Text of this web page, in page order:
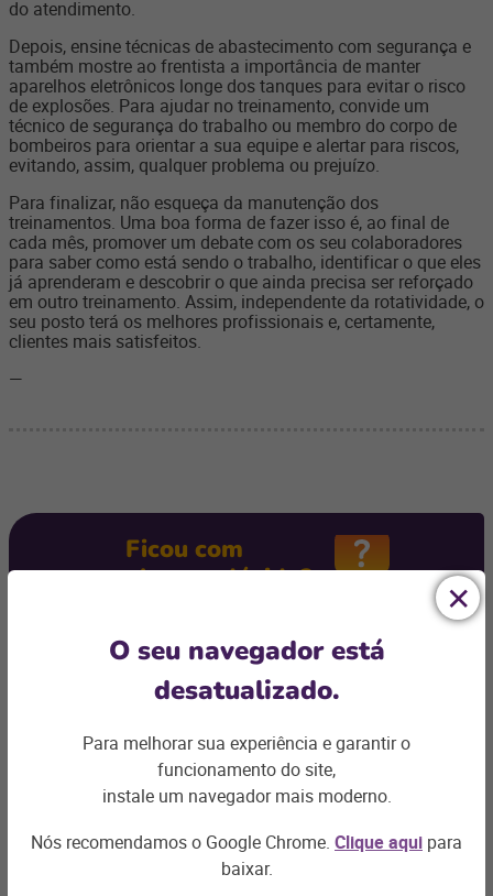
do atendimento.
Depois, ensine técnicas de abastecimento com segurança e
também mostre ao frentista a importância de manter
aparelhos eletrônicos longe dos tanques para evitar o risco
de explosões. Para ajudar no treinamento, convide um
técnico de segurança do trabalho ou membro do corpo de
bombeiros para orientar a sua equipe e alertar para riscos,
evitando, assim, qualquer problema ou prejuízo.
Para finalizar, não esqueça da manutenção dos
treinamentos. Uma boa forma de fazer isso é, ao final de
cada mês, promover um debate com os seu colaboradores
para saber como está sendo o trabalho, identificar o que eles
já aprenderam e descobrir o que ainda precisa ser reforçado
em outro treinamento. Assim, independente da rotatividade, o
seu posto terá os melhores profissionais e, certamente,
clientes mais satisfeitos.
—
Ficou com
alguma dúvida?
Podemos te ajudar com os desafios do seu negócio e
encontrar asolução ideal
Artigos relacionados
O seu navegador está
desatualizado.
Para melhorar sua experiência e garantir o
funcionamento do site,
instale um navegador mais moderno.
Nós recomendamos o Google Chrome. Clique aqui para
baixar.